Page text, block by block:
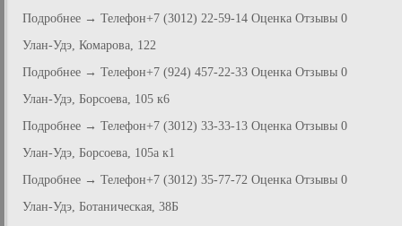
Подробнее → Телефон+7 (3012) 22-59-14 Оценка Отзывы 0
Улан-Удэ, Комарова, 122
Подробнее → Телефон+7 (924) 457-22-33 Оценка Отзывы 0
Улан-Удэ, Борсоева, 105 к6
Подробнее → Телефон+7 (3012) 33-33-13 Оценка Отзывы 0
Улан-Удэ, Борсоева, 105а к1
Подробнее → Телефон+7 (3012) 35-77-72 Оценка Отзывы 0
Улан-Удэ, Ботаническая, 38Б